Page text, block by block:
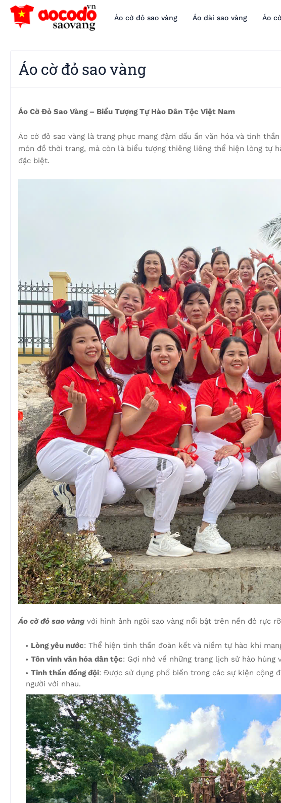
Áo cờ đỏ sao vàng Áo dài sao vàng Áo
Áo cờ đỏ sao vàng
Áo Cờ Đỏ Sao Vàng – Biểu Tượng Tự Hào Dân Tộc Việt Nam
Áo cờ đỏ sao vàng là trang phục mang đậm dấu ấn văn hóa và tinh
món đồ thời trang, mà còn là biểu tượng thiêng liêng thể hiện lòng tự
đặc biệt.
Áo cờ đỏ sao vàng với hình ảnh ngôi sao vàng nổi bật trên nền đỏ rực
Lòng yêu nước: Thể hiện tinh thần đoàn kết và niềm tự hào khi
Tôn vinh văn hóa dân tộc: Gợi nhớ về những trang lịch sử hào hùng
Tinh thần đồng đội: Được sử dụng phổ biến trong các sự kiện cộng
người với nhau.